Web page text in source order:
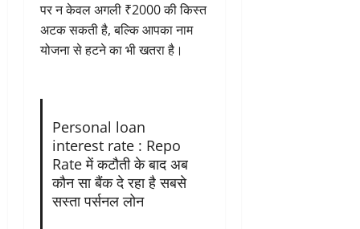
पर न केवल अगली ₹2000 की किस्त
अटक सकती है, बल्कि आपका नाम
योजना से हटने का भी खतरा है।
Personal loan
interest rate : Repo
Rate में कटौती के बाद अब
कौन सा बैंक दे रहा है सबसे
सस्ता पर्सनल लोन